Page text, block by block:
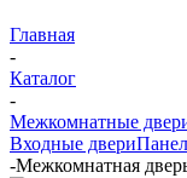
Главная
-
Каталог
-
Межкомнатные
Входные двери
-Межкомнатная